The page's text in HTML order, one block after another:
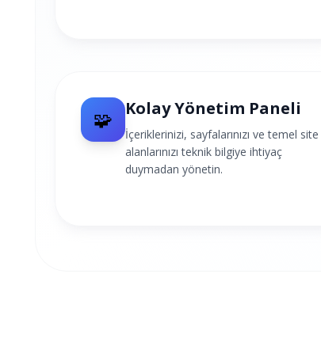
🧩 Kolay Yönetim Paneli
İçeriklerinizi, sayfalarınızı ve temel site
alanlarınızı teknik bilgiye ihtiyaç
duymadan yönetin.